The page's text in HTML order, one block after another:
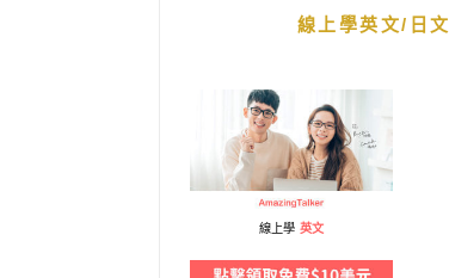
線上學英文/日文
線上學 英文